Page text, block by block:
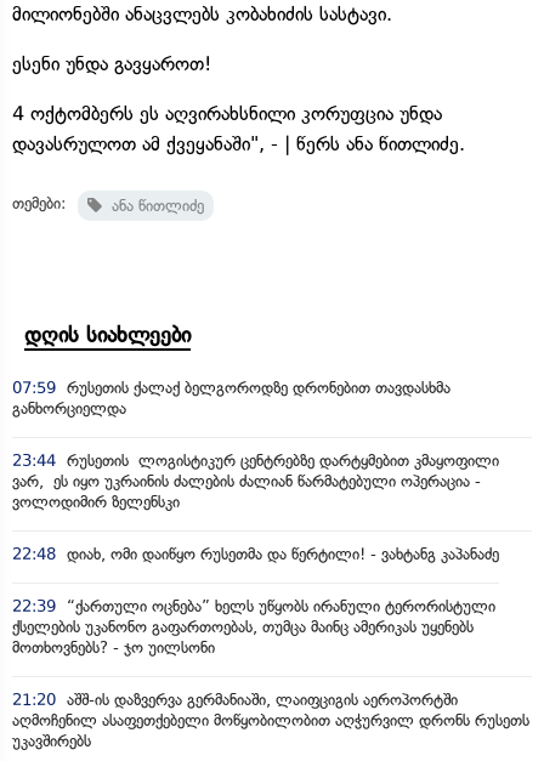
მილიონებში ანაცვლებს კობახიძის სასტავი.
ესენი უნდა გავყაროთ!
4 ოქტომბერს ეს აღვირახსნილი კორუფცია უნდა
დავასრულოთ ამ ქვეყანაში", - | წერს ანა წითლიძე.
თემები: ანა წითლიძე
დღის სიახლეები
07:59 რუსეთის ქალაქ ბელგოროდზე დრონებით თავდასხმა
განხორციელდა
23:44 რუსეთის ლოგისტიკურ ცენტრებზე დარტყმებით კმაყოფილი
ვარ, ეს იყო უკრაინის ძალების ძალიან წარმატებული ოპერაცია -
ვოლოდიმირ ზელენსკი
22:48 დიახ, ომი დაიწყო რუსეთმა და წერტილი! - ვახტანგ კაპანაძე
22:39
“ქართული ოცნება” ხელს უწყობს ირანული ტერორისტული
ქსელების უკანონო გაფართოებას, თუმცა მაინც ამერიკას უყენებს
მოთხოვნებს? - ჯო უილსონი
21:20 აშშ-ის დაზვერვა გერმანიაში, ლაიფციგის აეროპორტში
აღმოჩენილ ასაფეთქებელი მოწყობილობით აღჭურვილ დრონს რუსეთს
უკავშირებს